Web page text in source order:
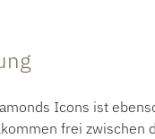
Icons ist
frei zwischen